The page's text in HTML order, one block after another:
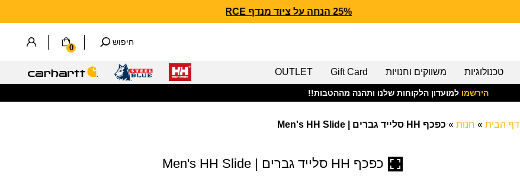
25% הנחה על ציוד מנדף CARHARTT FORCE
חיפוש
0
טכנולוגיות משווקים וחנויות Gift Card
OUTLET
הירשמו למועדון הלקוחות שלנו ותהנה מההטבות!!
דף הבית » חנות » כפכף HH סלייד גברים | Men's HH Slide
כפכף HH סלייד גברים | Men's HH Slide